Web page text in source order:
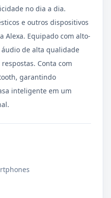
no dia a dia.
e outros dispositivos
Alexa. Equipado com alto-
de alta qualidade
Conta com
garantindo
inteligente em um